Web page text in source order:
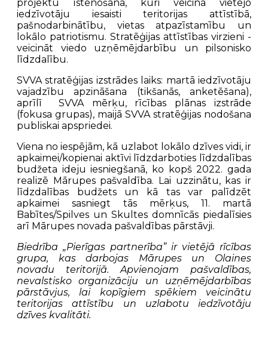
projektu īstenošana, kuri veicina vietējo
iedzīvotāju iesaisti teritorijas attīstībā,
pašnodarbinātību, vietas atpazīstamību un
lokālo patriotismu. Stratēģijas attīstības virzieni -
veicināt viedo uzņēmējdarbību un pilsonisko
līdzdalību.
SVVA stratēģijas izstrādes laiks: martā iedzīvotāju
vajadzību apzināšana (tikšanās, anketēšana),
aprīlī SVVA mērķu, rīcības plānas izstrāde
(fokusa grupas), maijā SVVA stratēģijas nodošana
publiskai apspriedei.
Viena no iespējām, kā uzlabot lokālo dzīves vidi, ir
apkaimei/kopienai aktīvi līdzdarboties līdzdalības
budžeta ideju iesniegšanā, ko kopš 2022. gada
realizē Mārupes pašvaldība. Lai uzzinātu, kas ir
līdzdalības budžets un kā tas var palīdzēt
apkaimei sasniegt tās mērķus, 11. martā
Babītes/Spilves un Skultes domnīcās piedalīsies
arī Mārupes novada pašvaldības pārstāvji.
Biedrība „Pierīgas partnerība” ir vietējā rīcības
grupa, kas darbojas Mārupes un Olaines
novadu teritorijā. Apvienojam pašvaldības,
nevalstisko organizāciju un uzņēmējdarbības
pārstāvjus, lai kopīgiem spēkiem veicinātu
teritorijas attīstību un uzlabotu iedzīvotāju
dzīves kvalitāti.